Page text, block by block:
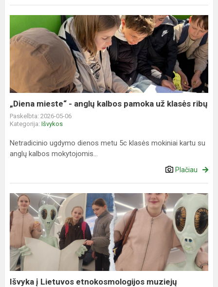
mieste“
-
kalbos
už
klasės
ribų
„Diena mieste“ - anglų kalbos pamoka už klasės ribų
Paskelbta: 2026-05-06
Kategorija: Išvykos
Netradicinio ugdymo dienos metu 5c klasės mokiniai kartu su
anglų kalbos mokytojomis...
Plačiau
Išvyka
į
Lietuvos
etnokosmologijos
muziejų
Išvyka į Lietuvos etnokosmologijos muziejų